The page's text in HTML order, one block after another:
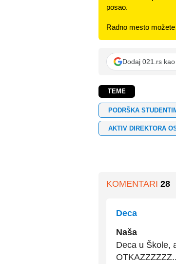
posao.
Radno mesto
Dodaj 021.rs
TEME
PODRŠKA
AKTIV DIREKTORA
KOMENTARI 28
Deca
Naša
Deca u Škole,